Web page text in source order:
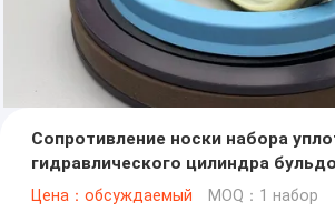
Сопротивление носки набора
гидравлического цилиндра
хорошее
Цена：обсуждаемый MOQ：1 набор